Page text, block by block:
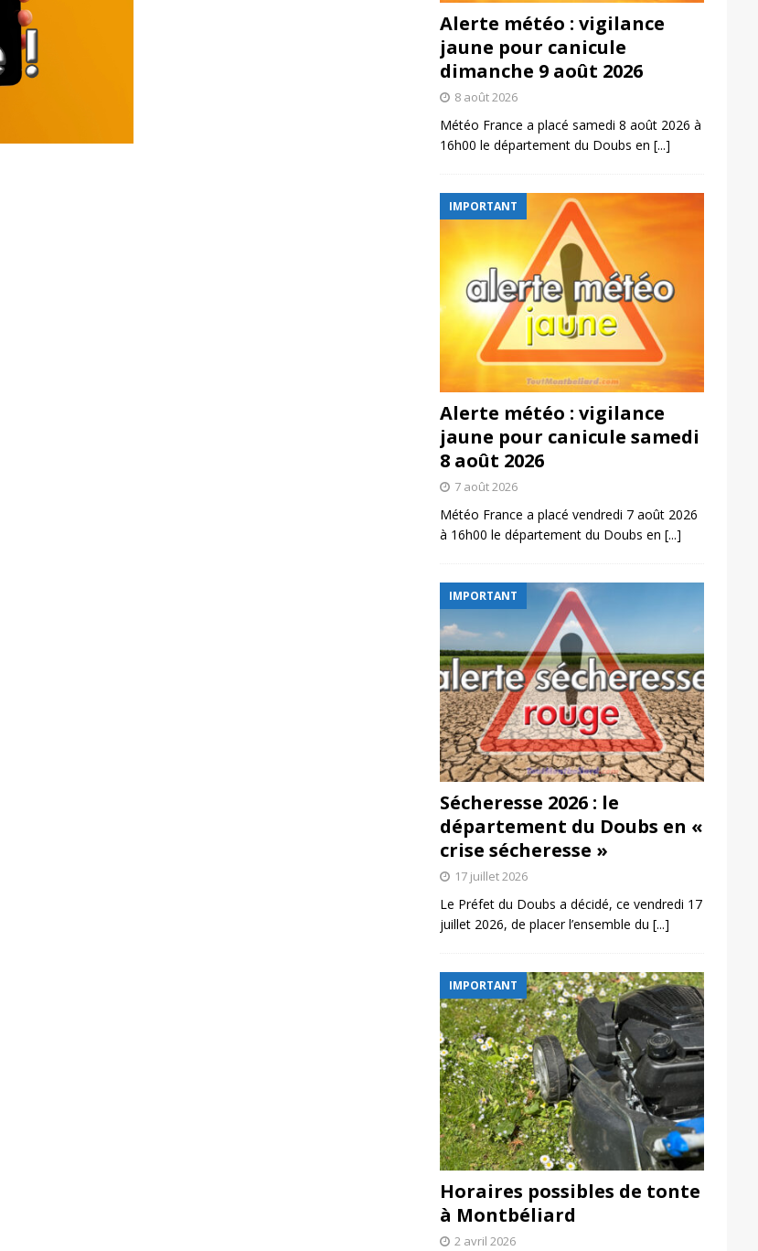
Alerte météo : vigilance
jaune pour canicule
dimanche 9 août 2026
8 août 2026
Météo France a placé samedi 8 août 2026 à
16h00 le département du Doubs en [...]
IMPORTANT
Alerte météo : vigilance
jaune pour canicule samedi
8 août 2026
7 août 2026
Météo France a placé vendredi 7 août 2026
à 16h00 le département du Doubs en [...]
IMPORTANT
Sécheresse 2026 : le
département du Doubs en «
crise sécheresse »
17 juillet 2026
Le Préfet du Doubs a décidé, ce vendredi 17
juillet 2026, de placer l’ensemble du [...]
IMPORTANT
Horaires possibles de tonte
à Montbéliard
2 avril 2026